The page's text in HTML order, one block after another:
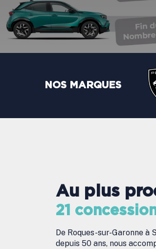
NOS MARQUES
Au plus
21
De Roques-sur-Garonne à
depuis 50 ans, nous